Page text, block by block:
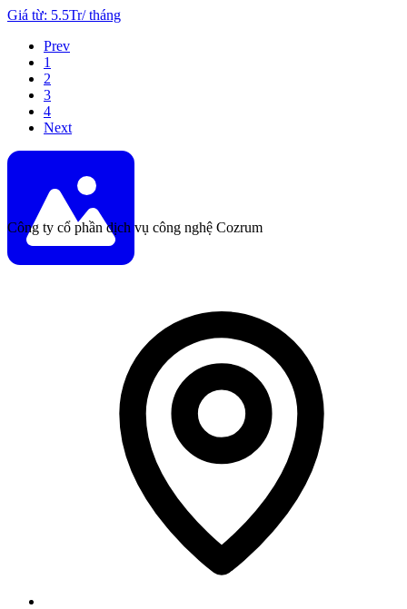
Giá từ: 5.5Tr/tháng
Prev
1
2
3
4
Next
Công ty cổ phần dịch vụ công nghệ Cozrum